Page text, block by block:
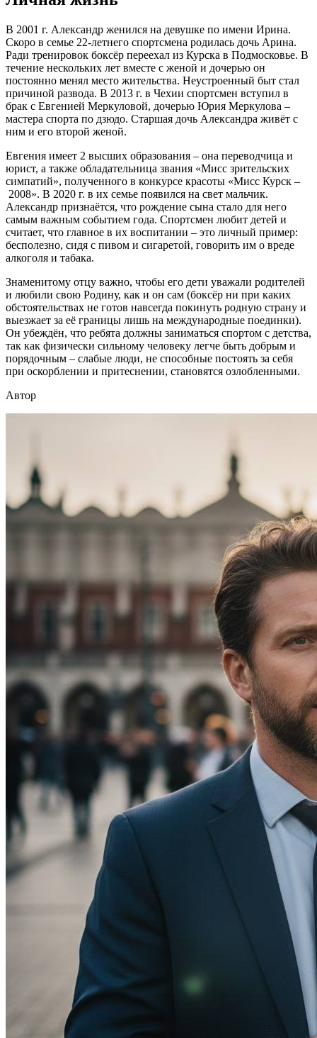
В 2001 г. Александр женился на девушке по имени Ирина.
Скоро в семье 22-летнего спортсмена родилась дочь Арина.
Ради тренировок боксёр переехал из Курска в Подмосковье. В
течение нескольких лет вместе с женой и дочерью он
постоянно менял место жительства. Неустроенный быт стал
причиной развода. В 2013 г. в Чехии спортсмен вступил в
брак с Евгенией Меркуловой, дочерью Юрия Меркулова –
мастера спорта по дзюдо. Старшая дочь Александра живёт с
ним и его второй женой.
Евгения имеет 2 высших образования – она переводчица и
юрист, а также обладательница звания «Мисс зрительских
симпатий», полученного в конкурсе красоты «Мисс Курск –
2008». В 2020 г. в их семье появился на свет мальчик.
Александр признаётся, что рождение сына стало для него
самым важным событием года. Спортсмен любит детей и
считает, что главное в их воспитании – это личный пример:
бесполезно, сидя с пивом и сигаретой, говорить им о вреде
алкоголя и табака.
Знаменитому отцу важно, чтобы его дети уважали родителей
и любили свою Родину, как и он сам (боксёр ни при каких
обстоятельствах не готов навсегда покинуть родную страну и
выезжает за её границы лишь на международные поединки).
Он убеждён, что ребята должны заниматься спортом с детства,
так как физически сильному человеку легче быть добрым и
порядочным – слабые люди, не способные постоять за себя
при оскорблении и притеснении, становятся озлобленными.
Автор